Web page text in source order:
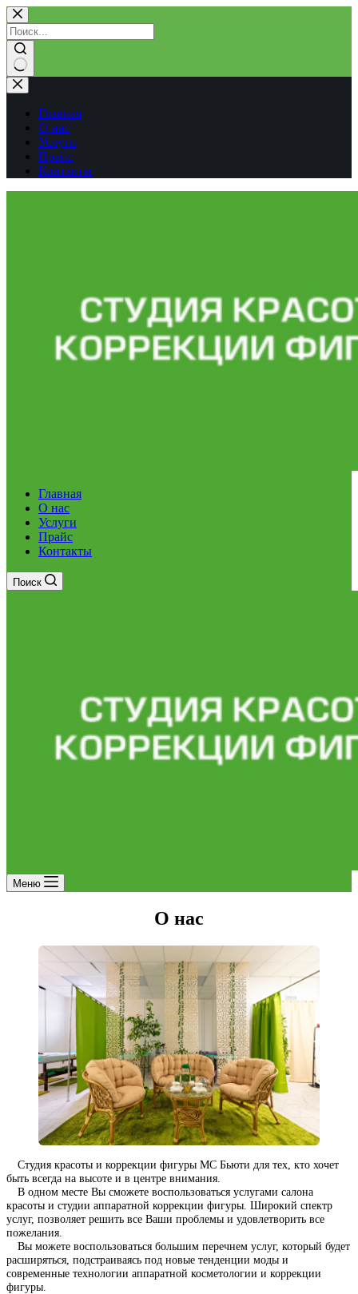
Перейти
к
сути
Ничего
не
найденоГлавная
О нас
Услуги
Прайс
Контакты
Главная
О нас
Услуги
Прайс
Контакты
Поиск
Меню
О нас
Студия красоты и коррекции фигуры МС Бьюти для тех, кто хочет
быть всегда на высоте и в центре внимания.
В одном месте Вы сможете воспользоваться услугами салона
красоты и студии аппаратной коррекции фигуры. Широкий спектр
услуг, позволяет решить все Ваши проблемы и удовлетворить все
пожелания.
Вы можете воспользоваться большим перечнем услуг, который будет
расширяться, подстраиваясь под новые тенденции моды и
современные технологии аппаратной косметологии и коррекции
фигуры.